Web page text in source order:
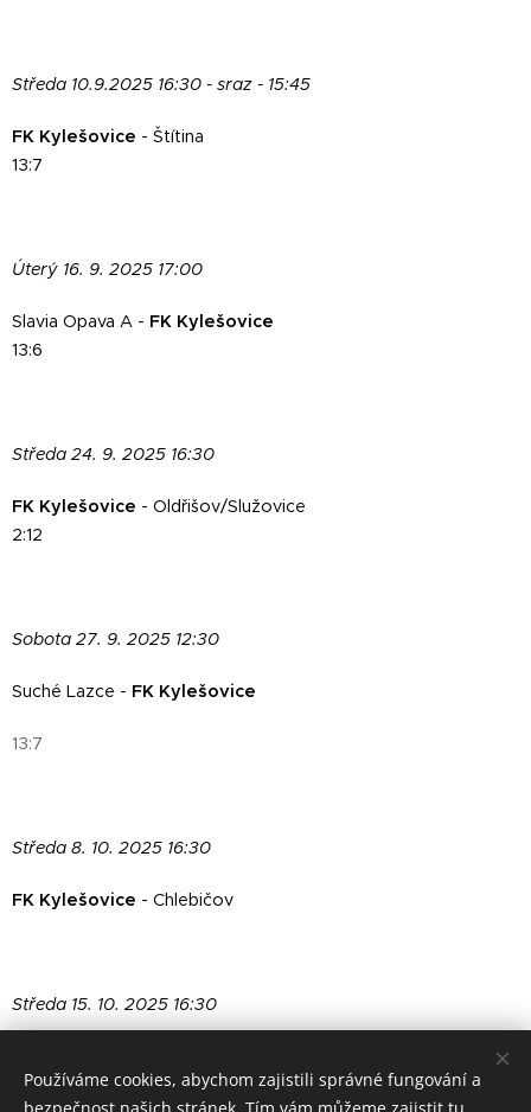
Středa 10.9.2025 16:30 - sraz - 15:45
FK Kylešovice - Štítina
13:7
Úterý 16. 9. 2025 17:00
Slavia Opava A - FK Kylešovice
13:6
Středa 24. 9. 2025 16:30
FK Kylešovice - Oldřišov/Služovice
2:12
Sobota 27. 9. 2025 12:30
Suché Lazce - FK Kylešovice
13:7
Středa 8. 10. 2025 16:30
FK Kylešovice - Chlebičov
Středa 15. 10. 2025 16:30
Používáme cookies, abychom zajistili správné fungování a